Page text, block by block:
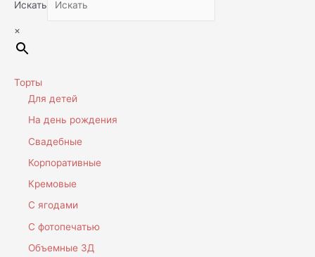
Искать
×
Торты
Для детей
На день рождения
Свадебные
Корпоративные
Кремовые
С ягодами
С фотопечатью
Объемные 3Д